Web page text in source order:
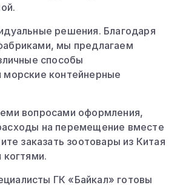
решения. Благодаря
мы предлагаем
способы
контейнерные
вопросами оформления,
на перемещение вместе
заказать зоотовары из Китая
ГК «Байкал» готовы